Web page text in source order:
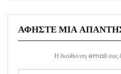
ΑΦΉΣΤΕ ΜΙΑ
Η διεύθυνση email σας